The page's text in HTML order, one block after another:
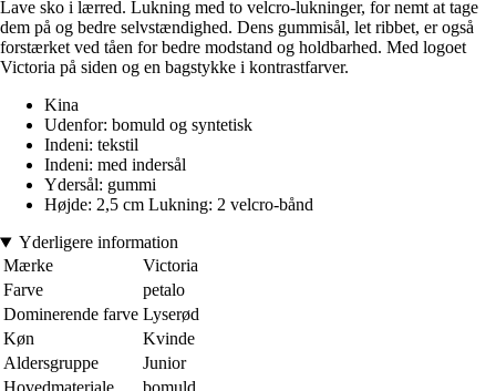
Lave sko i lærred. Lukning med to velcro-lukninger, for nemt at tage
dem på og bedre selvstændighed. Dens gummisål, let ribbet, er også
forstærket ved tåen for bedre modstand og holdbarhed. Med logoet
Victoria på siden og en bagstykke i kontrastfarver.
Kina
Udenfor: bomuld og syntetisk
Indeni: tekstil
Indeni: med indersål
Ydersål: gummi
Højde: 2,5 cm Lukning: 2 velcro-bånd
Yderligere information
Mærke
Victoria
Farve
petalo
Dominerende farve Lyserød
Køn
Kvinde
Aldersgruppe
Junior